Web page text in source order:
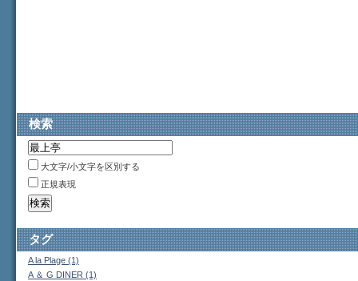
検索
大文字/小文字を区別する
正規表現
タグ
A la Plage (1)
A ＆ G DINER (1)